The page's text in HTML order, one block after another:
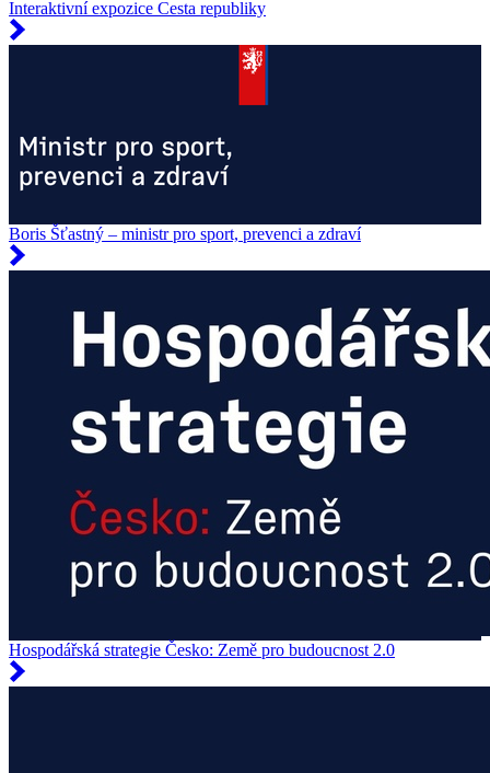
Interaktivní expozice Cesta republiky
Boris Šťastný – ministr pro sport, prevenci a zdraví
Hospodářská strategie Česko: Země pro budoucnost 2.0